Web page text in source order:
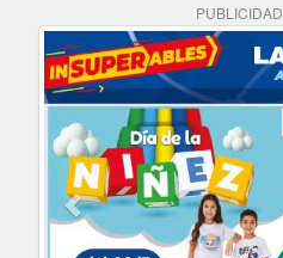
PUBLICIDAD